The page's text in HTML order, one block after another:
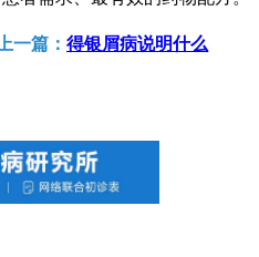
上一篇： 得银屑病说明什么